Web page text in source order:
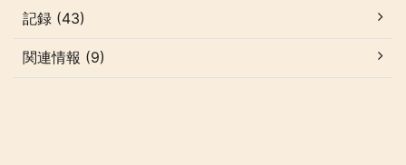
記録 (43)
関連情報 (9)